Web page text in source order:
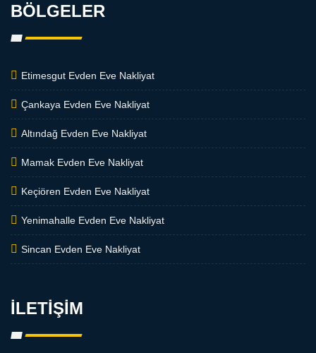
BÖLGELER
Etimesgut Evden Eve Nakliyat
Çankaya Evden Eve Nakliyat
Altındağ Evden Eve Nakliyat
Mamak Evden Eve Nakliyat
Keçiören Evden Eve Nakliyat
Yenimahalle Evden Eve Nakliyat
Sincan Evden Eve Nakliyat
İLETİŞİM